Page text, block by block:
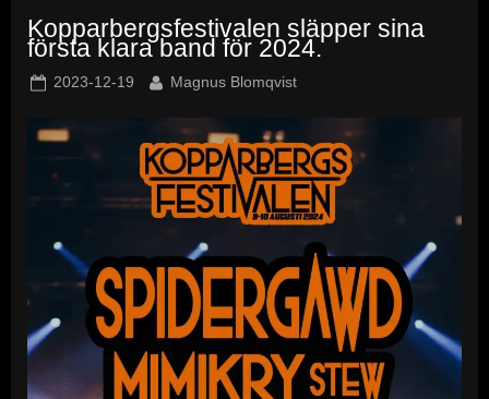
Kopparbergsfestivalen släpper sina
första klara band för 2024.
Posted
2023-12-19 By
Magnus Blomqvist